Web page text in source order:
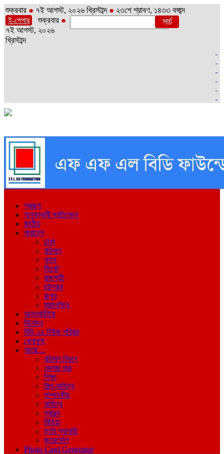
শুক্রবার ● ৭ই আগস্ট, ২০২৬ খ্রিস্টাব্দ ● ২৩শে শ্রাবণ, ১৪৩৩ বঙ্গাব্দ
ই-পেপার শুক্রবার ●
৭ই আগস্ট, ২০২৬
খ্রিস্টাব্দ
প্রচ্ছদ
অনুসন্ধানী প্রতিবেদন
জাতীয়
সারাদেশ
ঢাকা
বরিশাল
খুলনা
সিলেট
রাজশাহী
চট্টগ্রাম
রংপুর
ময়মনসিংহ
আন্তর্জাতিক
বিনোদন
বিডি ২৪ নিউজ পরিবার
খেলাধুলা
আরো…
বরিশাল বিভাগ
জেলার খবর
শিক্ষা
শিল্প-সাহিত্য
সম্পাদকীয়
সাহিত্য
স্বাস্থ্য
মিডিয়া
ফটো গ্যালারি
জনদুর্ভোগ
Photo Card Generator